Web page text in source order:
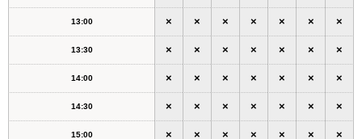
13:00 × × × × × × ×
13:30 × × × × × × ×
14:00 × × × × × × ×
14:30 × × × × × × ×
15:00 × × × × × × ×